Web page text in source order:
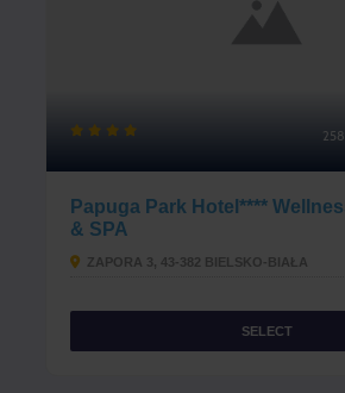
Papuga Park Hotel****
& SPA
ZAPORA 3, 43-382 BIELSKO-BIAŁA
SELECT